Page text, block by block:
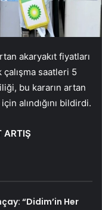
akaryakıt fiyatları
çalışma saatleri 5
bu kararın artan
alındığını bildirdi.
ARTIŞ
“Didim’in Her